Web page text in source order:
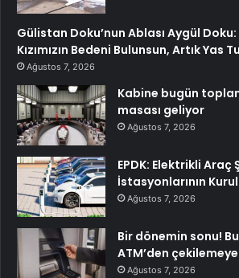
Gülistan Doku’nun Ablası Aygül
Kızımızın Bedeni Bulunsun, Artık Yas
Ağustos 7, 2026
Kabine bugün
masası geliyor
Ağustos 7, 2026
EPDK: Elektrikli Araç
İstasyonlarının
Ağustos 7, 2026
Bir dönemin sonu!
ATM’den
Ağustos 7, 2026